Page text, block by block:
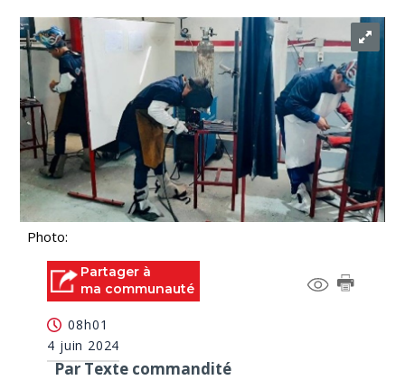
Photo:
Partager à
ma communauté
08h01
4 juin 2024
Par Texte commandité